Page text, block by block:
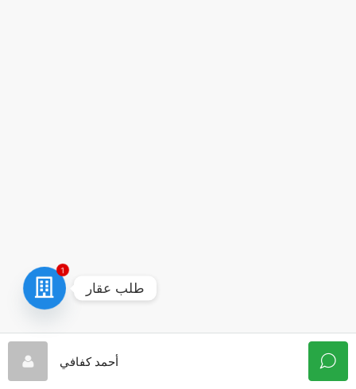
أحمد كفافي
1
طلب عقار